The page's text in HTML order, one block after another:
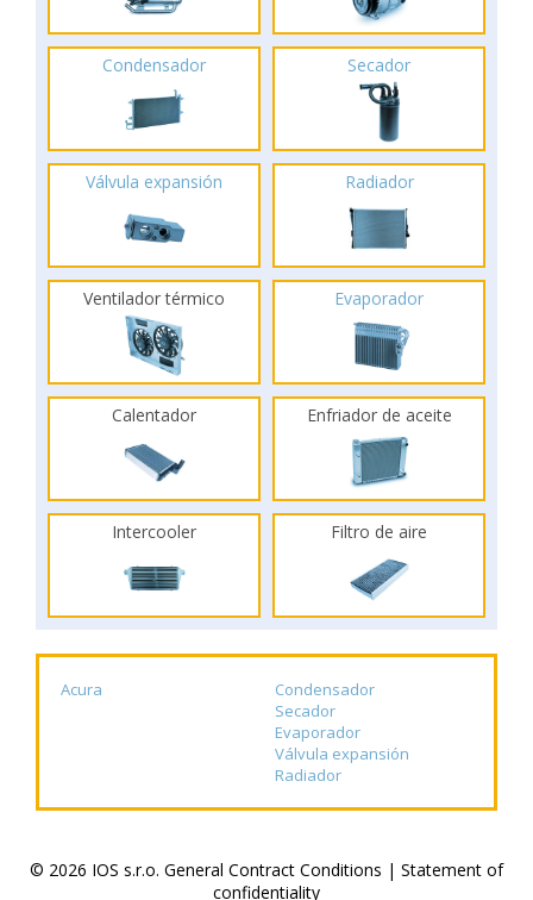
Condensador Secador
Válvula expansión Radiador
Ventilador térmico Evaporador
Calentador Enfriador de aceite
Intercooler Filtro de aire
Acura
Condensador
Secador
Evaporador
Válvula expansión
Radiador
© 2026 IOS s.r.o. General Contract Conditions | Statement of
confidentiality